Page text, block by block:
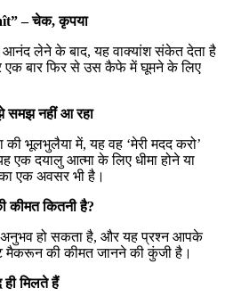
– चेक, कृपया
लेने के बाद, यह वाक्यांश संकेत देता है
बार फिर से उस कैफे में घूमने के लिए
समझ नहीं आ रहा
की भूलभुलैया में, यह वह ‘मेरी मदद करो’
दयालु आत्मा के लिए धीमा होने या
एक अवसर भी है।
कीमत कितनी है?
अनुभव हो सकता है, और यह प्रश्न आपके
मैकरून की कीमत जानने की कुंजी है।
मिलते हैं